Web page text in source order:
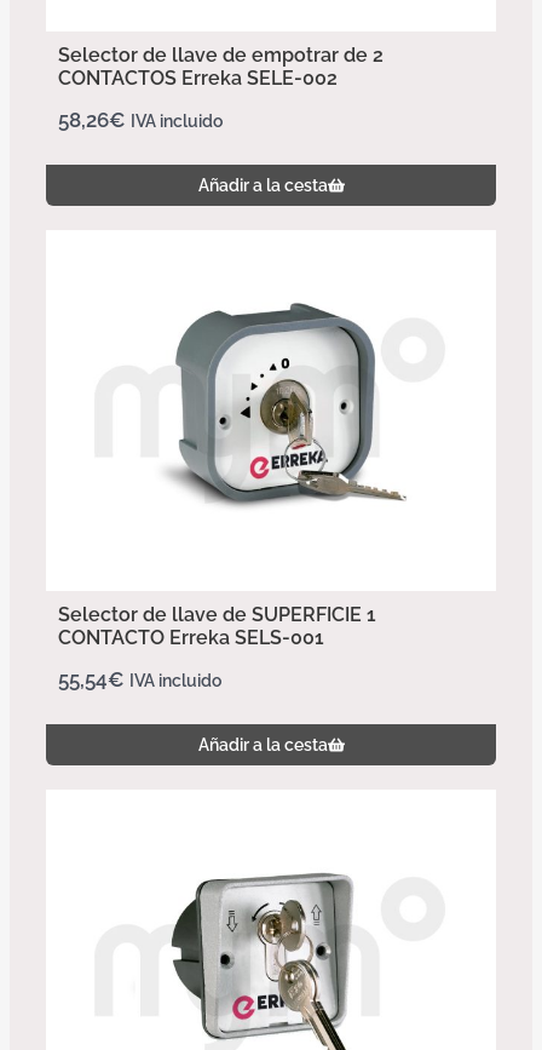
Selector de llave de empotrar de 2
CONTACTOS Erreka SELE-002
58,26€ IVA incluido
Añadir a la cesta
Selector de llave de SUPERFICIE 1
CONTACTO Erreka SELS-001
55,54€ IVA incluido
Añadir a la cesta